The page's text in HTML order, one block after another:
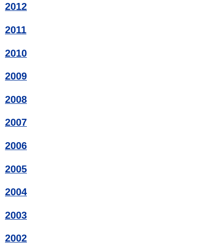
2012
2011
2010
2009
2008
2007
2006
2005
2004
2003
2002